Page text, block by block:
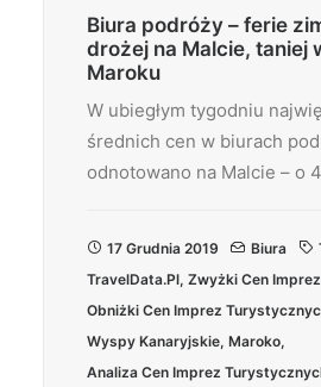
Biura podróży – ferie
drożej na Malcie, taniej
Maroku
W ubiegłym tygodniu
średnich cen w biurach
odnotowano na Malcie – o
17 Grudnia 2019 Biura
TravelData.pl, Zwyżki Cen
Obniżki Cen Imprez
Wyspy Kanaryjskie, Maroko,
Analiza Cen Imprez